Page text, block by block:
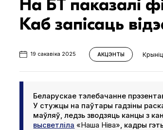
На БТ паказалі
Каб запісаць
19 сакавіка 2025 АКЦЭНТЫ
Беларускае тэлебачанне
У стужцы на паўтары гадзіны
маўляў, ледзь зводзяць канцы з
высветліла «Наша Ніва», кадры